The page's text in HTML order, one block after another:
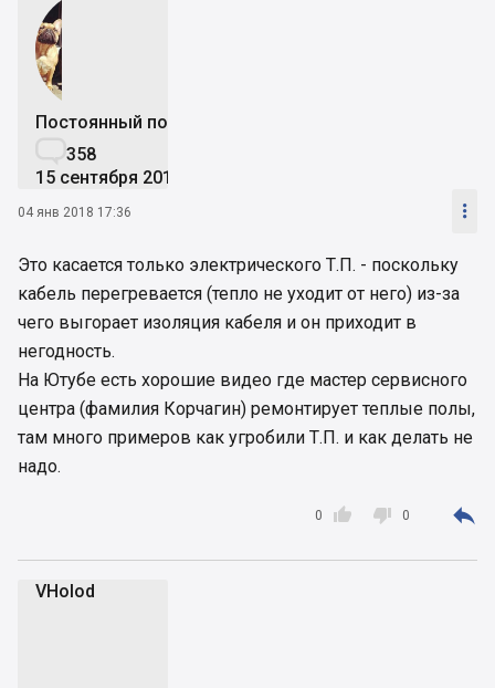
Постоянный пользователь
358
15 сентября 2015
04 янв 2018 17:36 
Это касается только электрического Т.П. - поскольку
кабель перегревается (тепло не уходит от него) из-за
чего выгорает изоляция кабеля и он приходит в
негодность.
На Ютубе есть хорошие видео где мастер сервисного
центра (фамилия Корчагин) ремонтирует теплые полы,
там много примеров как угробили Т.П. и как делать не
надо.

0  0 
VHolod